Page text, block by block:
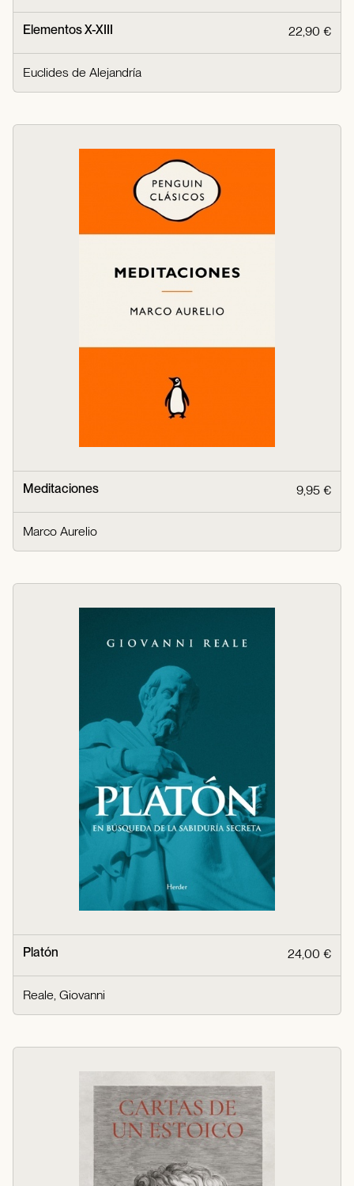
Elementos X-XIII 22,90 €
Euclides de Alejandría
Meditaciones 9,95 €
Marco Aurelio
Platón 24,00 €
Reale, Giovanni